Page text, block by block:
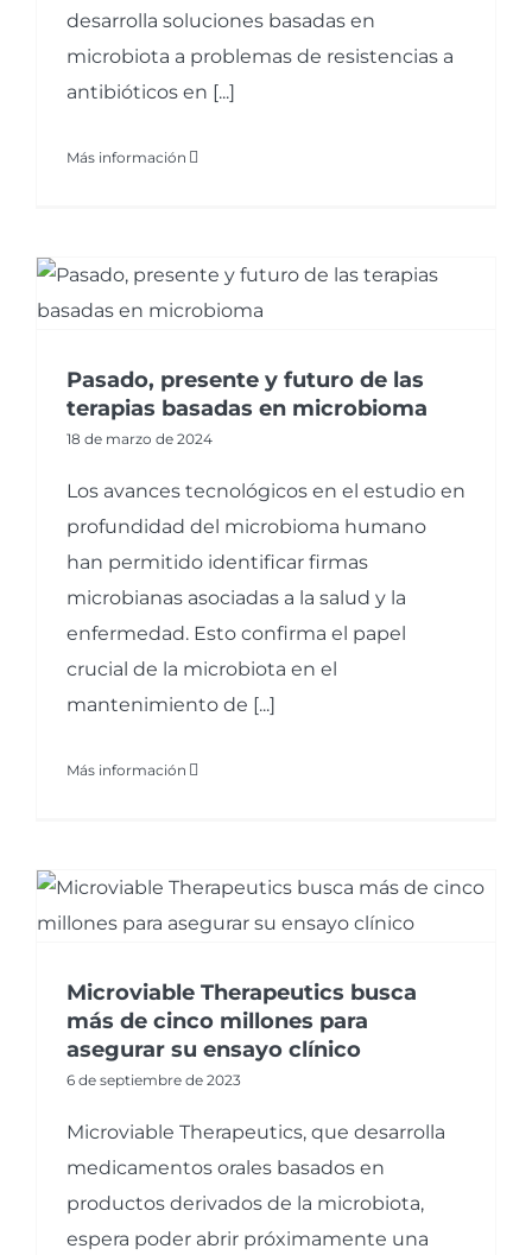
desarrolla soluciones basadas en
microbiota a problemas de resistencias a
antibióticos en [...]
Más información
Pasado, presente y futuro de las
terapias basadas en microbioma
18 de marzo de 2024
Los avances tecnológicos en el estudio en
profundidad del microbioma humano
han permitido identificar firmas
microbianas asociadas a la salud y la
enfermedad. Esto confirma el papel
crucial de la microbiota en el
mantenimiento de [...]
Más información
Microviable Therapeutics busca
más de cinco millones para
asegurar su ensayo clínico
6 de septiembre de 2023
Microviable Therapeutics, que desarrolla
medicamentos orales basados en
productos derivados de la microbiota,
espera poder abrir próximamente una